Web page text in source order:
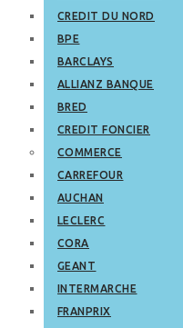
CREDIT DU NORD
BPE
BARCLAYS
ALLIANZ BANQUE
BRED
CREDIT FONCIER
COMMERCE
CARREFOUR
AUCHAN
LECLERC
CORA
GEANT
INTERMARCHE
FRANPRIX